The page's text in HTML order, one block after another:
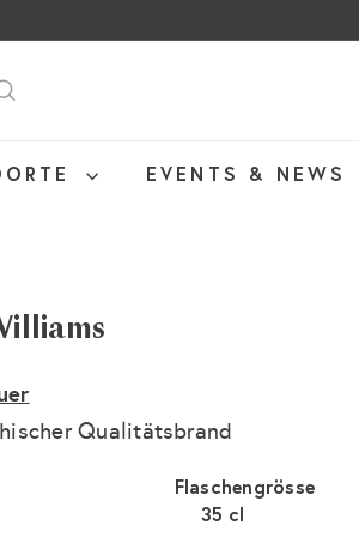
EVENTS & NEWS
Qualitätsbrand
Flaschengrösse
35 cl